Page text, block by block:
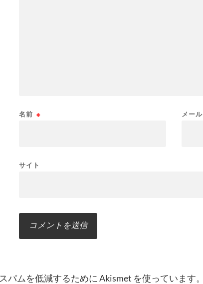
名前 ※ メール
サイト
パムを低減するために Akismet を使っています。